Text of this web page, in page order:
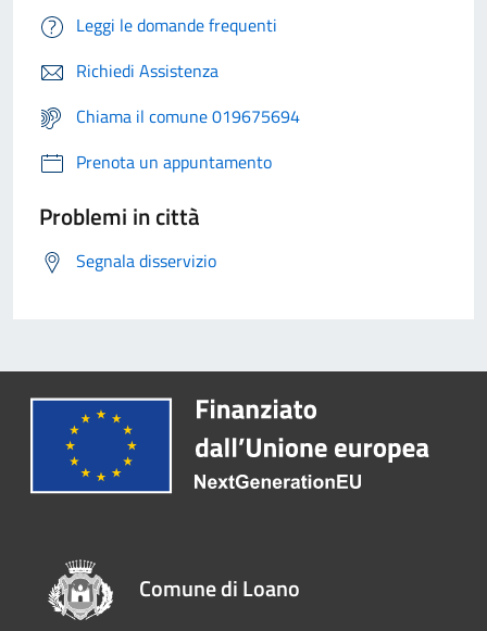
Leggi le domande frequenti
Richiedi Assistenza
Chiama il comune 019675694
Prenota un appuntamento
Problemi in città
Segnala disservizio
Comune di Loano